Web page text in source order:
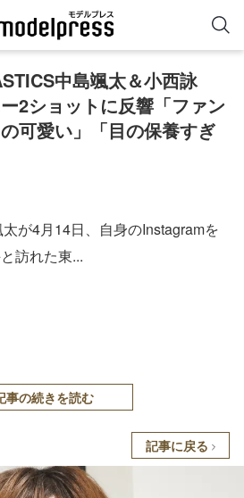
中島颯太＆小西詠
2ショットに反響「ファン
可愛い」「目の保養すぎ
が4月14日、自身のInstagramを
訪れた東...
事の続きを読む
記事に戻る